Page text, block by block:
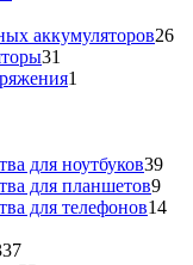
аккумуляторов2626
31
товар
1
для ноутбуков3939
для планшетов99
для телефонов1414
337